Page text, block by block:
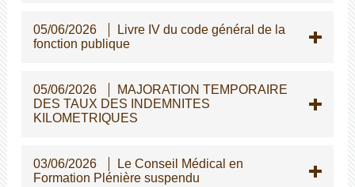
05/06/2026
Livre IV du code général de la
fonction publique
05/06/2026
MAJORATION TEMPORAIRE
DES TAUX DES INDEMNITES
KILOMETRIQUES
03/06/2026
Le Conseil Médical en
Formation Plénière suspendu